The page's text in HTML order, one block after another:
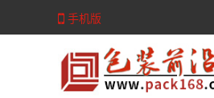
手机版